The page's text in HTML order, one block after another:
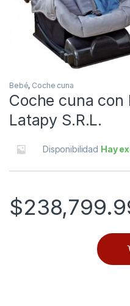
Bebé, Coche cuna
Coche cuna
Latapy S.R.L.
Disponibilidad Hay
$